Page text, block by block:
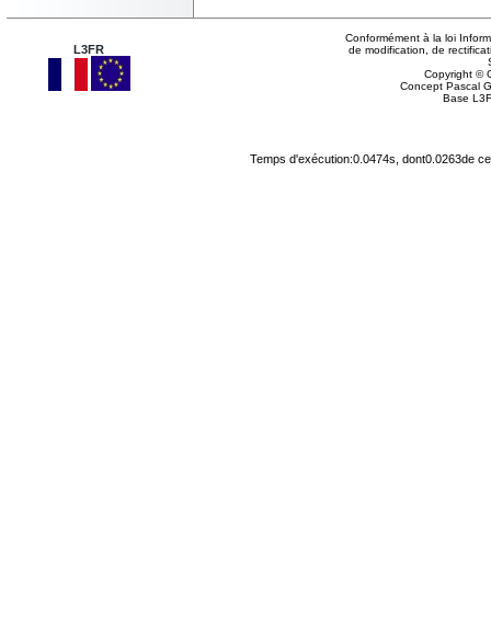
L3FR
Conformément à la loi
de modification, de
Copyright ©
Concept Pascal
Base
Temps d'exécution:0.0474s, dont0.0263de